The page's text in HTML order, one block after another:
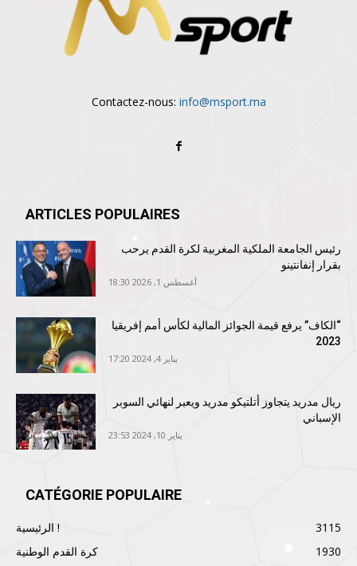
Contactez-nous: info@msport.ma
ARTICLES POPULAIRES
رئيس الجامعة الملكية المغربية لكرة القدم يرحب
بقرار إنفانتينو
أغسطس 1, 2026 18:30
“الكاف” يرفع قيمة الجوائز المالية لكأس أمم إفريقيا
2023
يناير 4, 2024 17:20
ريال مدريد يتجاوز أتلتيكو مدريد ويعبر لنهائي السوبر
الإسباني
يناير 10, 2024 23:53
CATÉGORIE POPULAIRE
الرئيسية !
3115
كرة القدم الوطنية
1930